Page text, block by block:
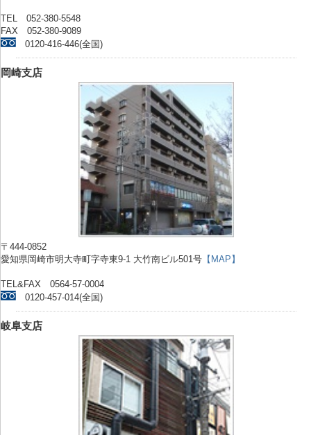
TEL 052-380-5548
FAX 052-380-9089
0120-416-446(全国)
岡崎支店
〒444-0852
愛知県岡崎市明大寺町字寺東9-1 大竹南ビル501号 【MAP】
TEL&FAX 0564-57-0004
0120-457-014(全国)
岐阜支店